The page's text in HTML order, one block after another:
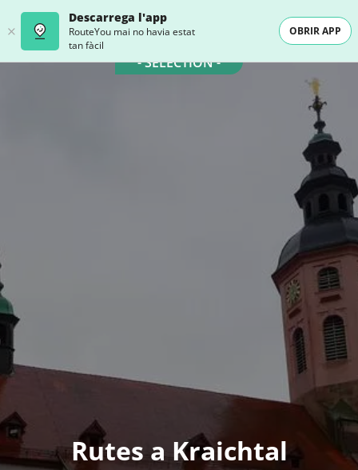
Descarrega l'app
RouteYou mai no havia estat
tan fàcil
OBRIR APP
- SELECTION -
Rutes a Kraichtal